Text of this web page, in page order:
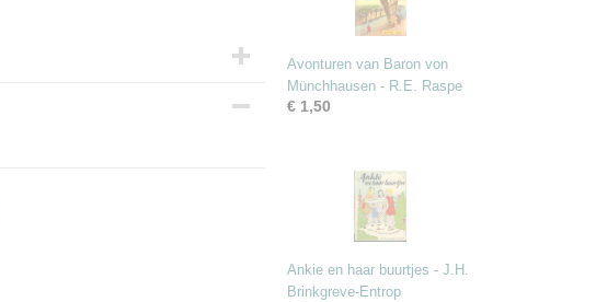
Avonturen van Baron von
Münchhausen - R.E. Raspe
€ 1,50
Ankie en haar buurtjes - J.H.
Brinkgreve-Entrop